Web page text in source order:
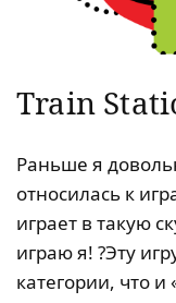
Train
Раньше я
относилась к
играет в такую
играю я! ?Эту
категории, что и